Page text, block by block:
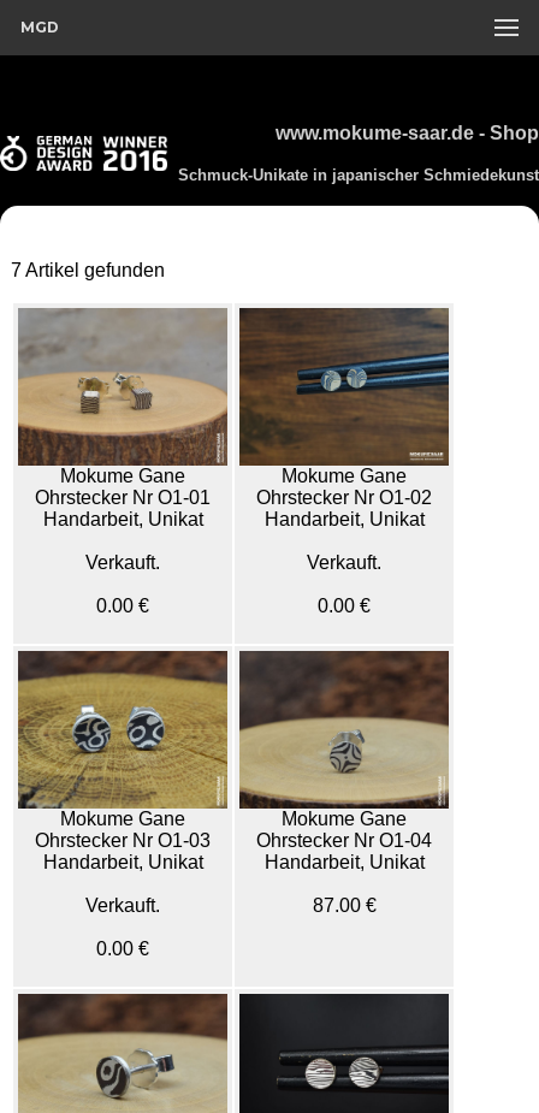
MGD
www.mokume-saar.de - Shop
Schmuck-Unikate in japanischer Schmiedekunst
7 Artikel gefunden
Mokume Gane
Ohrstecker Nr O1-01
Handarbeit, Unikat
Verkauft.
0.00 €
Mokume Gane
Ohrstecker Nr O1-02
Handarbeit, Unikat
Verkauft.
0.00 €
Mokume Gane
Ohrstecker Nr O1-03
Handarbeit, Unikat
Verkauft.
0.00 €
Mokume Gane
Ohrstecker Nr O1-04
Handarbeit, Unikat
87.00 €